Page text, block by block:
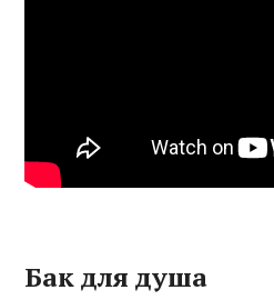
Бак для душа